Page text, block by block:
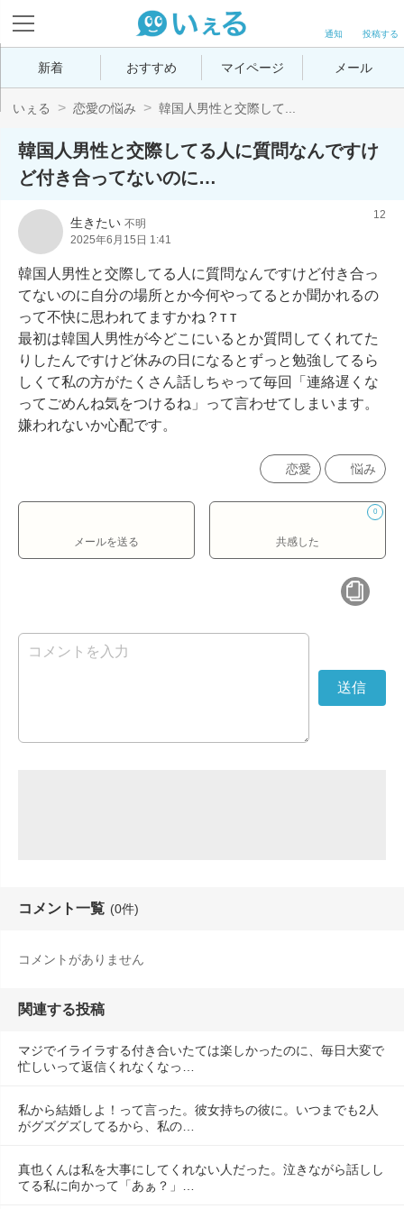
投稿する
通知
新着 おすすめ マイページ メール
いぇる 恋愛の悩み 韓国人男性と交際して...
韓国人男性と交際してる人に質問なんですけ
ど付き合ってないのに…
生きたい 不明
2025年6月15日 1:41
12
韓国人男性と交際してる人に質問なんですけど付き合っ
てないのに自分の場所とか今何やってるとか聞かれるの
って不快に思われてますかね？‬т т
最初は韓国人男性が今どこにいるとか質問してくれてた
りしたんですけど休みの日になるとずっと勉強してるら
しくて私の方がたくさん話しちゃって毎回「連絡遅くな
ってごめんね気をつけるね」って言わせてしまいます。
嫌われないか心配です。
恋愛 悩み
メールを送る
0
共感した
コメント一覧 (0件)
コメントがありません
関連する投稿
マジでイライラする付き合いたては楽しかったのに、毎日大変で
忙しいって返信くれなくなっ…
私から結婚しよ！って言った。彼女持ちの彼に。いつまでも2人
がグズグズしてるから、私の…
真也くんは私を大事にしてくれない人だった。泣きながら話しし
てる私に向かって「あぁ？」…